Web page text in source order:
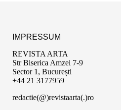
IMPRESSUM
REVISTA ARTA
Str Biserica Amzei 7-9
Sector 1, București
+44 21 3177959
redactie(@)revistaarta(.)ro